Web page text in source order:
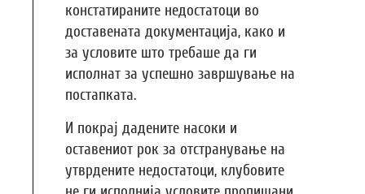
констатираните недостатоци во
доставената документација, како и
за условите што требаше да ги
исполнат за успешно завршување на
постапката.
И покрај дадените насоки и
оставениот рок за отстранување на
утврдените недостатоци, клубовите